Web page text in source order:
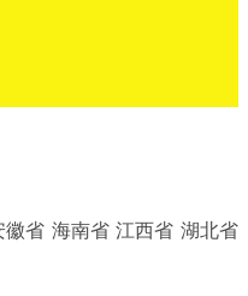
省 海南省 江西省 湖北省